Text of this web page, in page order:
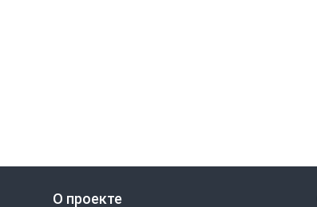
О проекте